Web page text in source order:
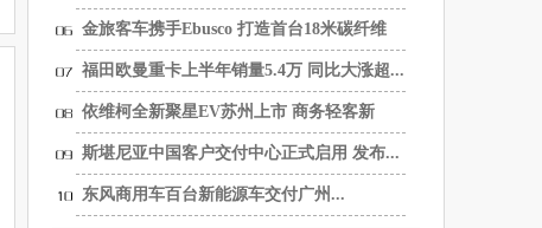
金旅客车携手Ebusco 打造首台18米碳纤维
纯...
福田欧曼重卡上半年销量5.4万 同比大涨超...
依维柯全新聚星EV苏州上市 商务轻客新
选...
斯堪尼亚中国客户交付中心正式启用 发布...
东风商用车百台新能源车交付广州...